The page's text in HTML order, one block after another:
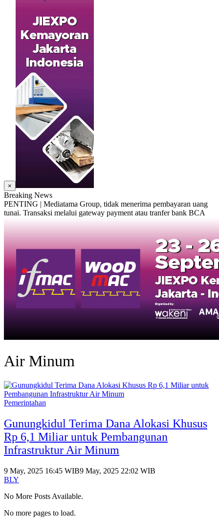
×
Breaking News
PENTING | Mediatama Group, tidak menerima pembayaran uang
tunai. Transaksi melalui gateway payment atau tranfer bank BCA
Air Minum
Pemerintahan
Gunungkidul Terima Dana Alokasi Khusus
Rp 6,1 Miliar untuk Pembangunan
Infrastruktur Air Minum
9 May, 2025 16:45 WIB9 May, 2025 22:02 WIB
BLY
No More Posts Available.
No more pages to load.